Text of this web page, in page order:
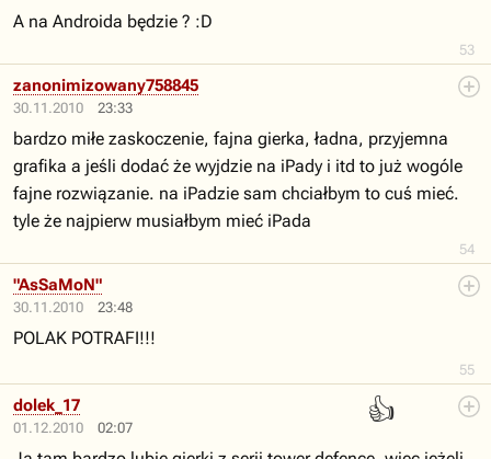
53
A na Androida będzie ? :D
30.11.2010 23:33
54
zanonimizowany758845
bardzo miłe zaskoczenie, fajna gierka, ładna, przyjemna
grafika a jeśli dodać że wyjdzie na iPady i itd to już wogóle
fajne rozwiązanie. na iPadzie sam chciałbym to cuś mieć.
tyle że najpierw musiałbym mieć iPada
30.11.2010 23:48
55
"AsSaMoN"
POLAK POTRAFI!!!
01.12.2010 02:07
👍
dolek_17